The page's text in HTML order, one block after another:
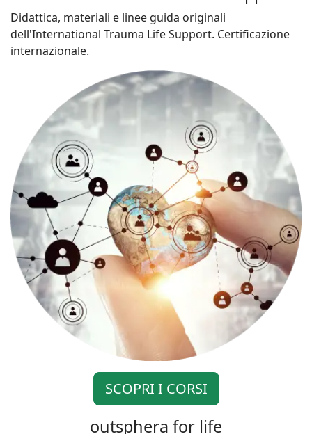
Didattica, materiali e linee guida originali
dell'International Trauma Life Support. Certificazione
internazionale.
SCOPRI I CORSI
outsphera for life